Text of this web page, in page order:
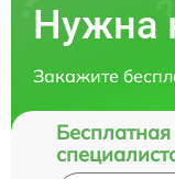
Нужна
Закажите